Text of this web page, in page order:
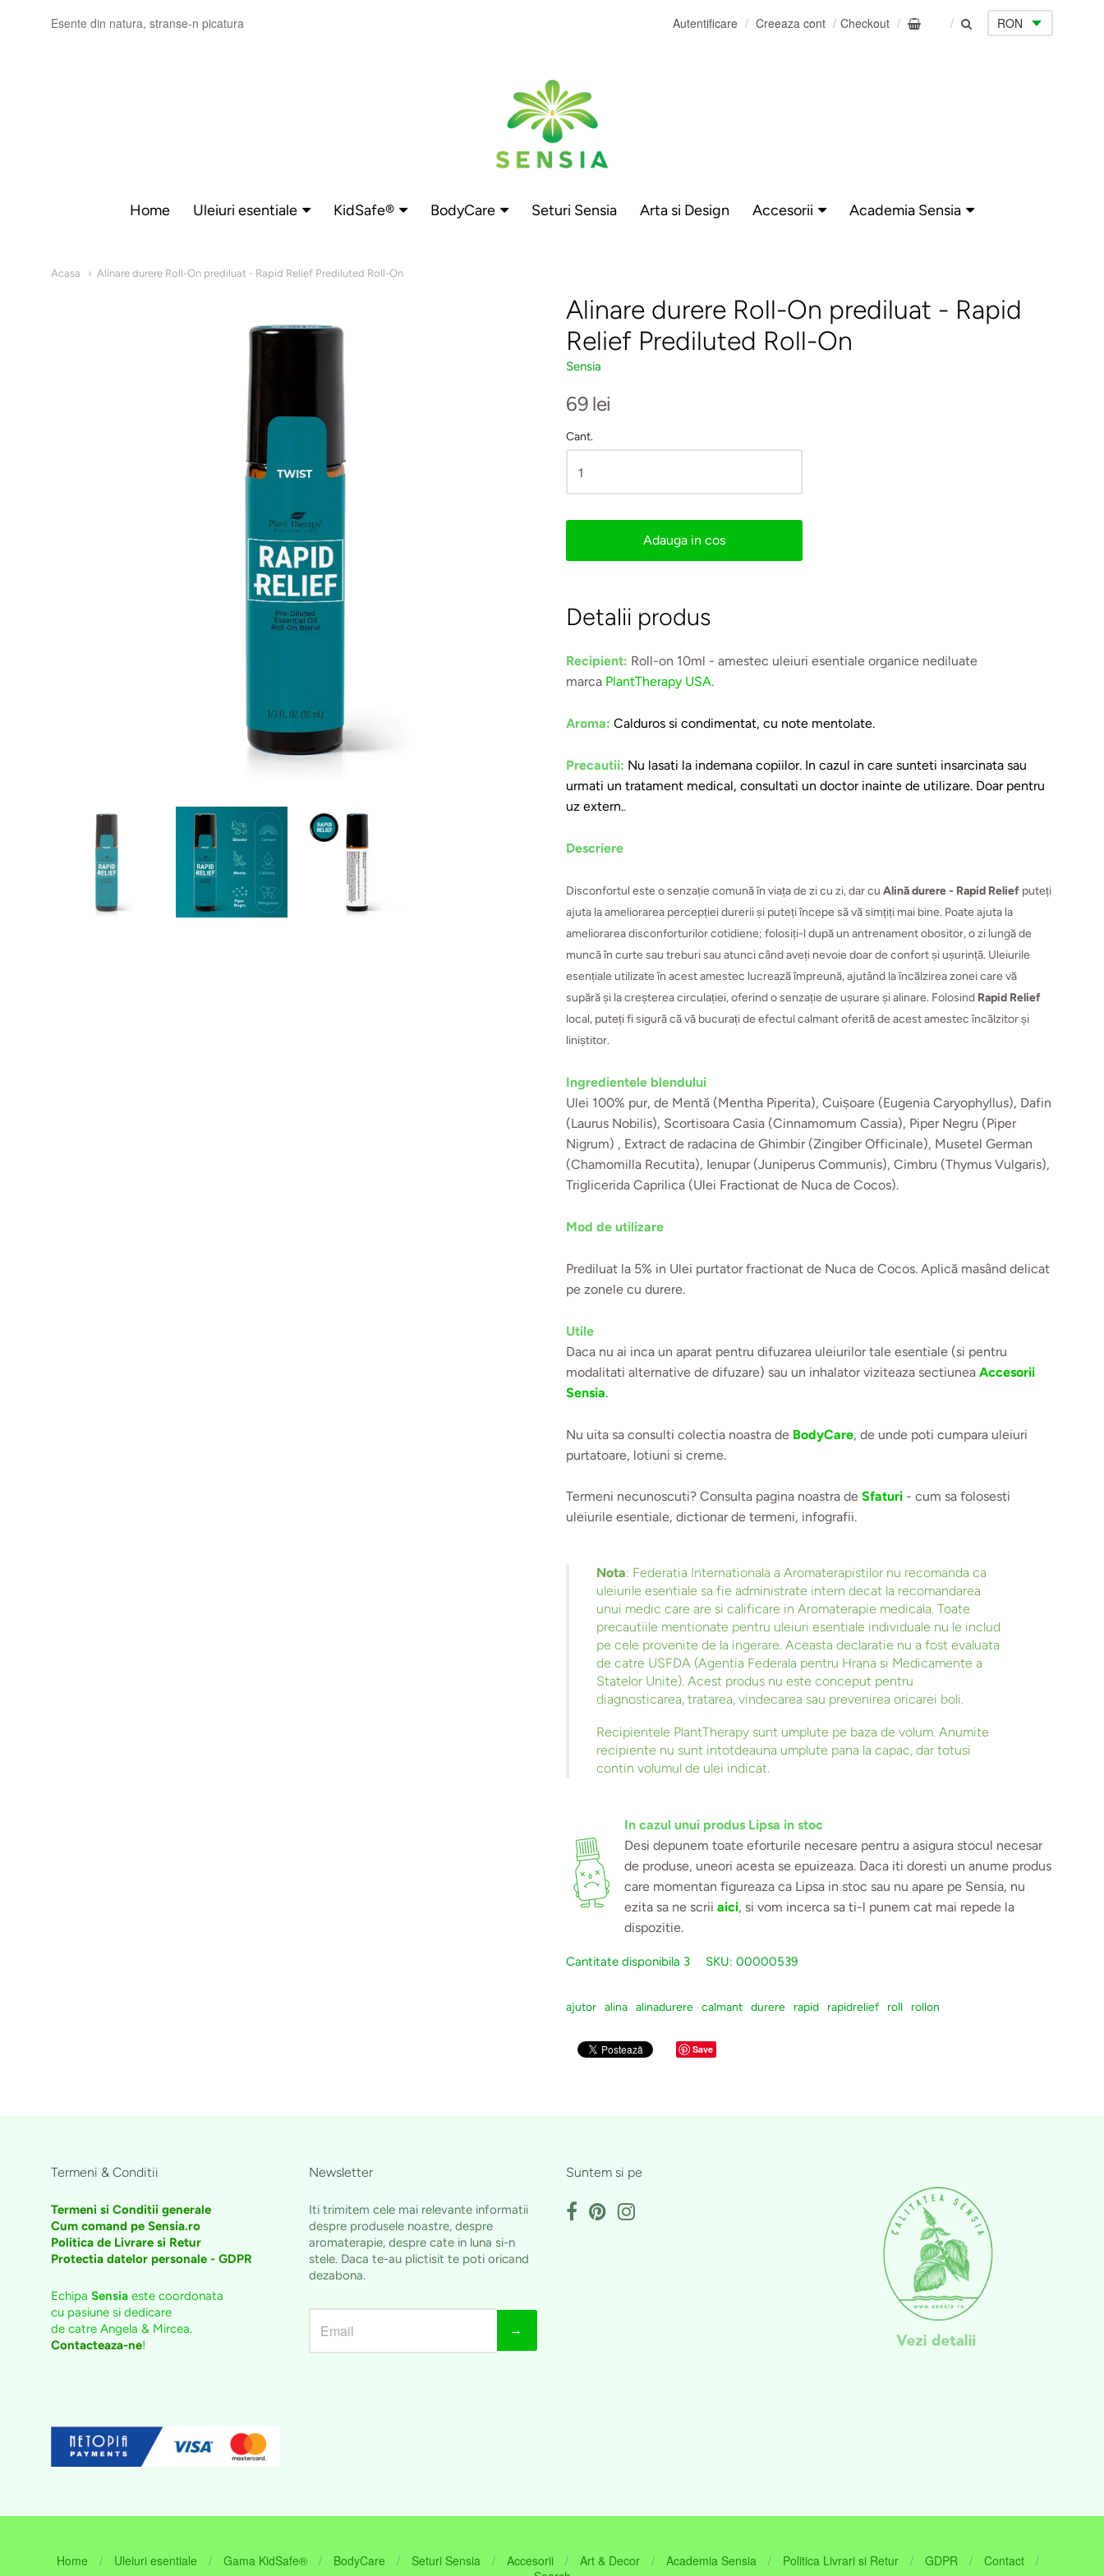
Esente din natura, stranse-n picatura Autentificare Creeaza cont Checkout
Main
Home Uleiuri esentiale KidSafe® BodyCare Seturi Sensia Arta si Design Accesorii Academia Sensia
Acasa Alinare durere Roll-On prediluat - Rapid Relief Prediluted Roll-On
Alinare durere Roll-On prediluat - Rapid
Relief Prediluted Roll-On
Sensia
69 lei
Cant.
Adauga in cos
Detalii produs
Recipient: Roll-on 10ml - amestec uleiuri esentiale organice nediluate
marca PlantTherapy USA.
Aroma: Calduros si condimentat, cu note mentolate.
Precautii: Nu lasati la indemana copiilor. In cazul in care sunteti insarcinata sau
urmati un tratament medical, consultati un doctor inainte de utilizare. Doar pentru
uz extern..
Descriere
Disconfortul este o senzație comună în viața de zi cu zi, dar cuAlină durere - Rapid Relief puteți
ajuta la ameliorarea percepției durerii și puteți începe să vă simțiți mai bine. Poate ajuta la
ameliorarea disconforturilor cotidiene; folosiți-l după un antrenament obositor, o zi lungă de
muncă în curte sau treburi sau atunci când aveți nevoie doar de confort și ușurință. Uleiurile
esențiale utilizate în acest amestec lucrează împreună, ajutând la încălzirea zonei care vă
supără și la creșterea circulației, oferind o senzație de ușurare și alinare. Folosind Rapid Relief
local, puteți fi sigură că vă bucurați de efectul calmant oferită de acest amestec încălzitor și
liniștitor.
Ingredientele blendului
Ulei 100% pur, de Mentă (Mentha Piperita), Cuișoare (Eugenia Caryophyllus), Dafin
(Laurus Nobilis), Scortisoara Casia (Cinnamomum Cassia), Piper Negru (Piper
Nigrum) , Extract de radacina de Ghimbir (Zingiber Officinale), Musetel German
(Chamomilla Recutita), Ienupar (Juniperus Communis), Cimbru (Thymus Vulgaris),
Triglicerida Caprilica (Ulei Fractionat de Nuca de Cocos).
Mod de utilizare
Prediluat la 5% in Ulei purtator fractionat de Nuca de Cocos. Aplică masând delicat
pe zonele cu durere.
Utile
Daca nu ai inca un aparat pentru difuzarea uleiurilor tale esentiale (si pentru
modalitati alternative de difuzare) sau un inhalator viziteaza sectiuneaAccesorii
Sensia.
Nu uita sa consulti colectia noastra de BodyCare, de unde poti cumpara uleiuri
purtatoare, lotiuni si creme.
Termeni necunoscuti? Consulta pagina noastra deSfaturi - cum sa folosesti
uleiurile esentiale, dictionar de termeni, infografii.
Nota: Federatia Internationala a Aromaterapistilor nu recomanda ca
uleiurile esentiale sa fie administrate intern decat la recomandarea
unui medic care are si calificare in Aromaterapie medicala. Toate
precautiile mentionate pentru uleiuri esentiale individuale nu le includ
pe cele provenite de la ingerare. Aceasta declaratie nu a fost evaluata
de catre USFDA (Agentia Federala pentru Hrana si Medicamente a
Statelor Unite). Acest produs nu este conceput pentru
diagnosticarea, tratarea, vindecarea sau prevenirea oricarei boli.
Recipientele PlantTherapy sunt umplute pe baza de volum. Anumite
recipiente nu sunt intotdeauna umplute pana la capac, dar totusi
contin volumul de ulei indicat.
In cazul unui produs Lipsa in stoc
Desi depunem toate eforturile necesare pentru a asigura stocul necesar
de produse, uneori acesta se epuizeaza. Daca iti doresti un anume produs
care momentan figureaza ca Lipsa in stoc sau nu apare pe Sensia, nu
ezita sa ne scriiaici, si vom incerca sa ti-l punem cat mai repede la
dispozitie.
Cantitate disponibila 3 SKU: 00000539
ajutor alina alinadurere calmant durere rapid rapidrelief roll rollon
Save
Termeni & Conditii
Termeni si Conditii generale
Cum comand pe Sensia.ro
Politica de Livrare si Retur
Protectia datelor personale - GDPR
Echipa Sensia este coordonata
cu pasiune si dedicare
de catre Angela & Mircea.
Contacteaza-ne!
Newsletter
Iti trimitem cele mai relevante informatii
despre produsele noastre, despre
aromaterapie, despre cate in luna si-n
stele. Daca te-au plictisit te poti oricand
dezabona.
→
Suntem si pe
Home / Uleiuri esentiale / Gama KidSafe® / BodyCare / Seturi Sensia / Accesorii / Art & Decor / Academia Sensia / Politica Livrari si Retur / GDPR / Contact
/